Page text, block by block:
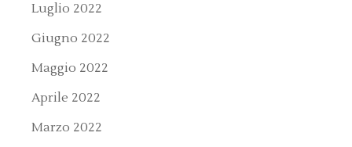
Luglio 2022
Giugno 2022
Maggio 2022
Aprile 2022
Marzo 2022